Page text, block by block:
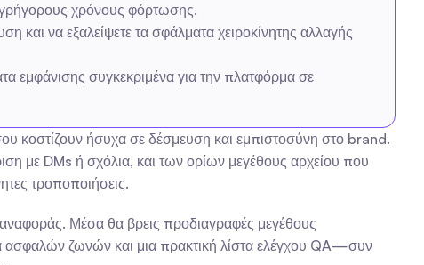
γρήγορους χρόνους φόρτωσης.
και να εξαλείψετε τα σφάλματα χειροκίνητης αλλαγής
εμφάνισης συγκεκριμένα για την πλατφόρμα σε
κοστίζουν ήσυχα σε δέσμευση και εμπιστοσύνη στο brand.
με DMs ή σχόλια, και των ορίων μεγέθους αρχείου που
τροποποιήσεις.
αναφοράς. Μέσα θα βρεις προδιαγραφές μεγέθους
ασφαλών ζωνών και μια πρακτική λίστα ελέγχου QA—συν